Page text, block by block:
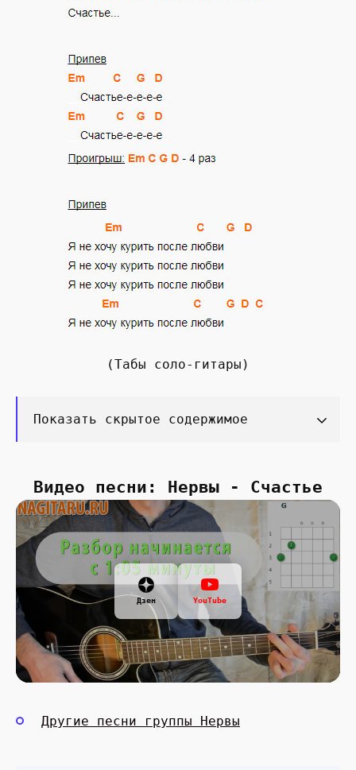
(Табы соло-гитары)
Показать скрытое содержимое
Видео песни: Нервы - Счастье
Дзен YouTube
Другие песни группы Нервы